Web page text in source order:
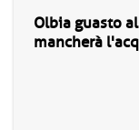
Olbia guasto
mancherà